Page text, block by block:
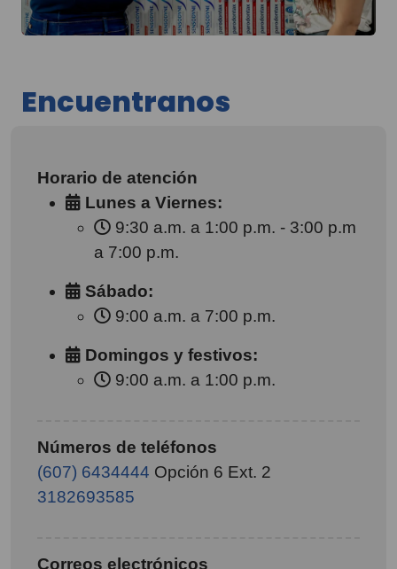
Encuentranos
Horario de atención
Lunes a Viernes:
9:30 a.m. a 1:00 p.m. - 3:00 p.m
a 7:00 p.m.
Sábado:
9:00 a.m. a 7:00 p.m.
Domingos y festivos:
9:00 a.m. a 1:00 p.m.
Números de teléfonos
(607) 6434444 Opción 6 Ext. 2
3182693585
Correos electrónicos